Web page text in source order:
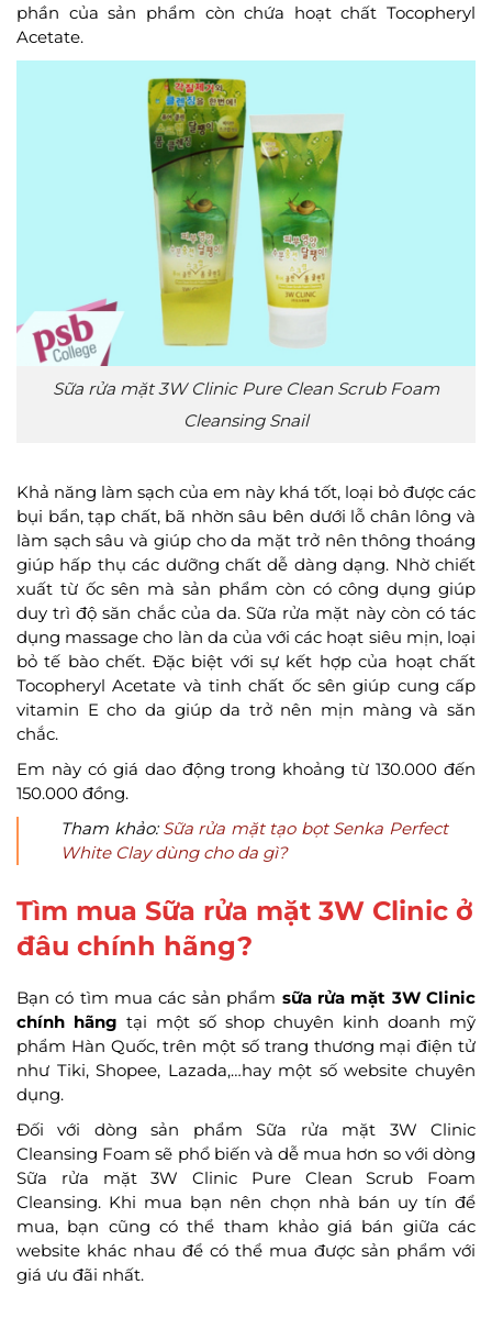
phần của sản phẩm còn chứa hoạt chất Tocopheryl
Acetate.
Sữa rửa mặt 3W Clinic Pure Clean Scrub Foam
Cleansing Snail
Khả năng làm sạch của em này khá tốt, loại bỏ được các
bụi bẩn, tạp chất, bã nhờn sâu bên dưới lỗ chân lông và
làm sạch sâu và giúp cho da mặt trở nên thông thoáng
giúp hấp thụ các dưỡng chất dễ dàng dạng. Nhờ chiết
xuất từ ốc sên mà sản phẩm còn có công dụng giúp
duy trì độ săn chắc của da. Sữa rửa mặt này còn có tác
dụng massage cho làn da của với các hoạt siêu mịn, loại
bỏ tế bào chết. Đặc biệt với sự kết hợp của hoạt chất
Tocopheryl Acetate và tinh chất ốc sên giúp cung cấp
vitamin E cho da giúp da trở nên mịn màng và săn
chắc.
Em này có giá dao động trong khoảng từ 130.000 đến
150.000 đồng.
Tham khảo:Sữa rửa mặt tạo bọt Senka Perfect
White Clay dùng cho da gì?
Tìm mua Sữa rửa mặt 3W Clinic ở
đâu chính hãng?
Bạn có tìm mua các sản phẩm sữa rửa mặt 3W Clinic
chính hãng tại một số shop chuyên kinh doanh mỹ
phẩm Hàn Quốc, trên một số trang thương mại điện tử
như Tiki, Shopee, Lazada,…hay một số website chuyên
dụng.
Đối với dòng sản phẩm Sữa rửa mặt 3W Clinic
Cleansing Foam sẽ phổ biến và dễ mua hơn so với dòng
Sữa rửa mặt 3W Clinic Pure Clean Scrub Foam
Cleansing. Khi mua bạn nên chọn nhà bán uy tín để
mua, bạn cũng có thể tham khảo giá bán giữa các
website khác nhau để có thể mua được sản phẩm với
giá ưu đãi nhất.